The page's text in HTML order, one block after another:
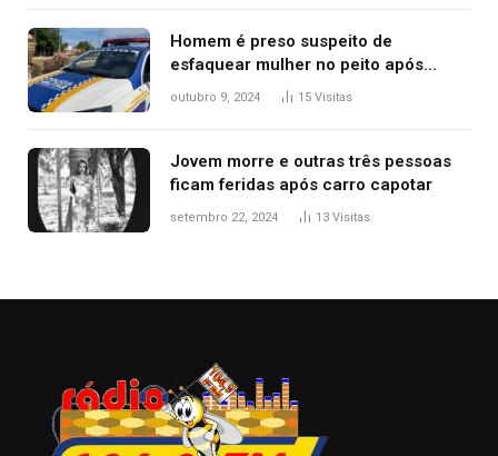
Homem é preso suspeito de
esfaquear mulher no peito após
discussão por causa de drogas, diz
outubro 9, 2024 15 Visitas
Jovem morre e outras três pessoas
ficam feridas após carro capotar
setembro 22, 2024 13 Visitas